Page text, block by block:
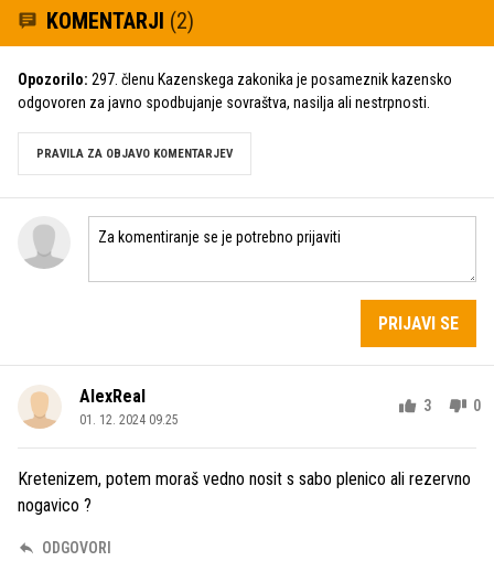
KOMENTARJI (2)
Opozorilo: 297. členu Kazenskega zakonika je posameznik kazensko
odgovoren za javno spodbujanje sovraštva, nasilja ali nestrpnosti.
PRAVILA ZA OBJAVO KOMENTARJEV
PRIJAVI SE
AlexReal
01. 12. 2024 09.25
3 0
Kretenizem, potem moraš vedno nosit s sabo plenico ali rezervno
nogavico ?
ODGOVORI